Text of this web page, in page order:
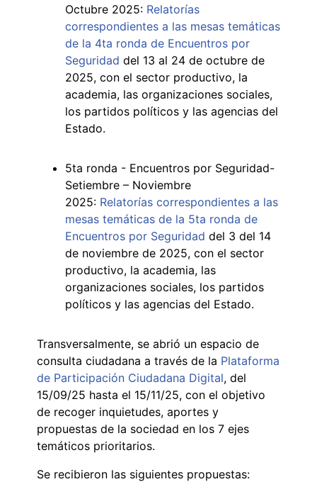
Octubre 2025: Relatorías
correspondientes a las mesas temáticas
de la 4ta ronda de Encuentros por
Seguridad del 13 al 24 de octubre de
2025, con el sector productivo, la
academia, las organizaciones sociales,
los partidos políticos y las agencias del
Estado.
5ta ronda - Encuentros por Seguridad-
Setiembre – Noviembre
2025: Relatorías correspondientes a las
mesas temáticas de la 5ta ronda de
Encuentros por Seguridad del 3 del 14
de noviembre de 2025, con el sector
productivo, la academia, las
organizaciones sociales, los partidos
políticos y las agencias del Estado.
Transversalmente, se abrió un espacio de
consulta ciudadana a través de la Plataforma
de Participación Ciudadana Digital, del
15/09/25 hasta el 15/11/25, con el objetivo
de recoger inquietudes, aportes y
propuestas de la sociedad en los 7 ejes
temáticos prioritarios.
Se recibieron las siguientes propuestas: